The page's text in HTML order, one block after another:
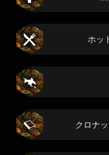
ホッ
クロナ